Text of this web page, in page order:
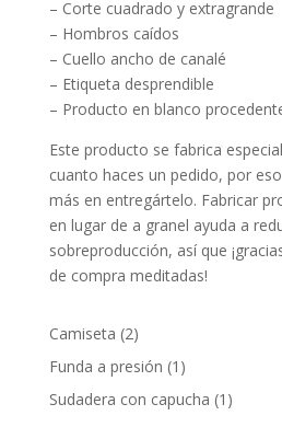
– Corte cuadrado y extragrande
– Hombros caídos
– Cuello ancho de canalé
– Etiqueta desprendible
– Producto en blanco
Este producto se fabrica
cuanto haces un pedido, por
más en entregártelo. Fabricar
en lugar de a granel ayuda a
sobreproducción, así que
de compra meditadas!
Camiseta 22
productos
Funda a presión 1 1
producto
Sudadera con capucha 1 1